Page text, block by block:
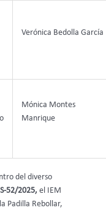
Verónica Bedolla García
Mónica Montes
Manrique
del diverso
52/2025, el IEM
Padilla Rebollar,